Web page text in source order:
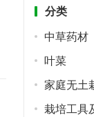
分类
中草药材
叶菜
家庭无土
栽培工具